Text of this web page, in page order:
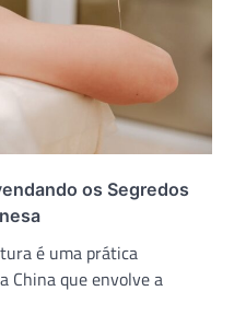
os Segredos
é uma prática
China que envolve a